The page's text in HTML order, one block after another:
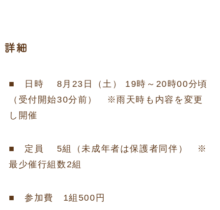
詳細
■ 日時 8月23日（土） 19時～20時00分頃
（受付開始30分前） ※雨天時も内容を変更
し開催
■ 定員 5組（未成年者は保護者同伴） ※
最少催行組数2組
■ 参加費 1組500円